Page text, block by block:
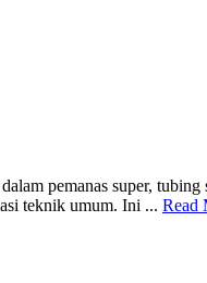
pemanas super,
teknik umum. Ini ... Read